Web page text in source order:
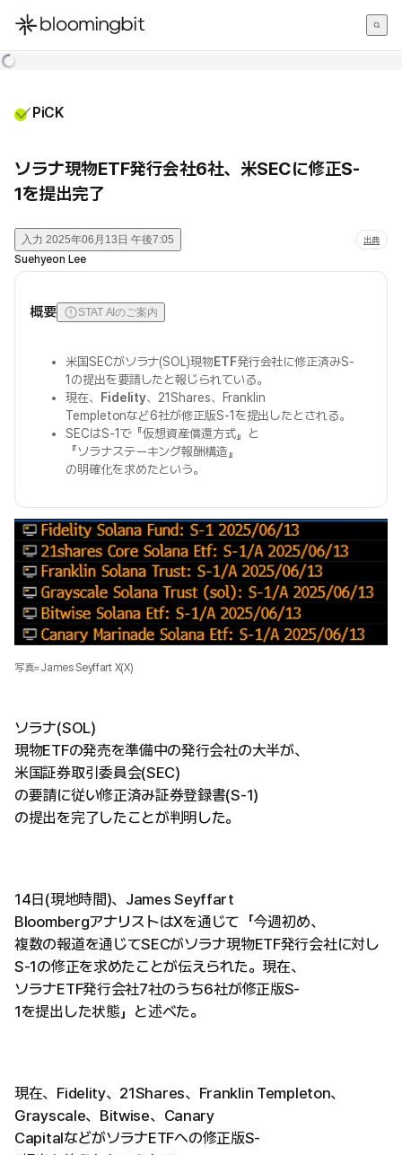
한국어
PiCK
ソラナ現物ETF発行会社6社、米SECに修正S-
1を提出完了
入力 2025年06月13日 午後7:05 出典
Suehyeon Lee
概要 STAT AIのご案内
米国SECがソラナ(SOL)現物ETF発行会社に修正済みS-
1の提出を要請したと報じられている。
現在、
Fidelity、21Shares、Franklin
Templetonなど6社が修正版S-1を提出したとされる。
SECはS-1で『仮想資産償還方式』と
『ソラナステーキング報酬構造』
の明確化を求めたという。
写真=James Seyffart X(X)
ソラナ(SOL)
現物ETFの発売を準備中の発行会社の大半が、
米国証券取引委員会(SEC)
の要請に従い修正済み証券登録書(S-1)
の提出を完了したことが判明した。
14日(現地時間)、James Seyffart
BloombergアナリストはXを通じて「今週初め、
複数の報道を通じてSECがソラナ現物ETF発行会社に対し
S-1の修正を求めたことが伝えられた。現在、
ソラナETF発行会社7社のうち6社が修正版S-
1を提出した状態」と述べた。
現在、Fidelity、21Shares、Franklin Templeton、
Grayscale、Bitwise、Canary
CapitalなどがソラナETFへの修正版S-